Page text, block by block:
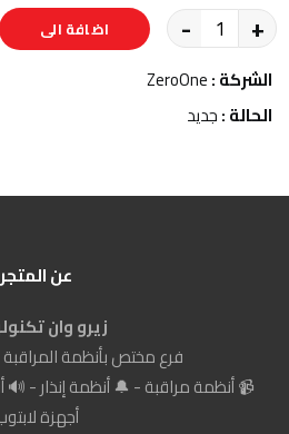
- +
اضافة الى
الشركة :ZeroOne
الحالة :جديد
عن المتجر
زيرو وان
فرع مختص بأنظمة المراقبة
📹 أنظمة مراقبة - 🔔 أنظمة إنذار -
أجهزة